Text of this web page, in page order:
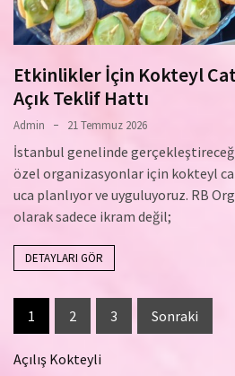
Etkinlikler İçin Kokteyl
Açık Teklif Hattı
Admin 21 Temmuz 2026
İstanbul genelinde
özel organizasyonlar için kokteyl
uca planlıyor ve uyguluyoruz. RB
olarak sadece ikram değil;
DETAYLARI GÖR
Yazı
sayfalaması
1 2 3 Sonraki
Açılış Kokteyli